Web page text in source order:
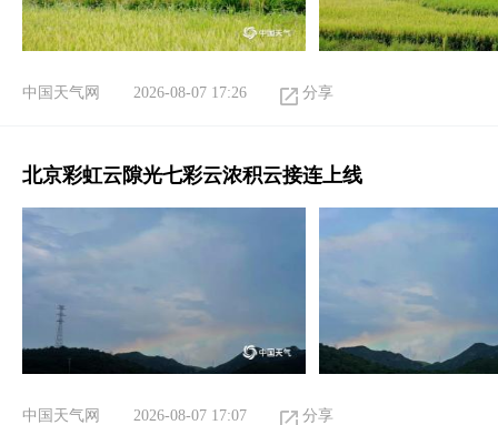
中国天气网 2026-08-07 17:26 分享
北京彩虹云隙光七彩云浓积云接连上线
中国天气网 2026-08-07 17:07 分享